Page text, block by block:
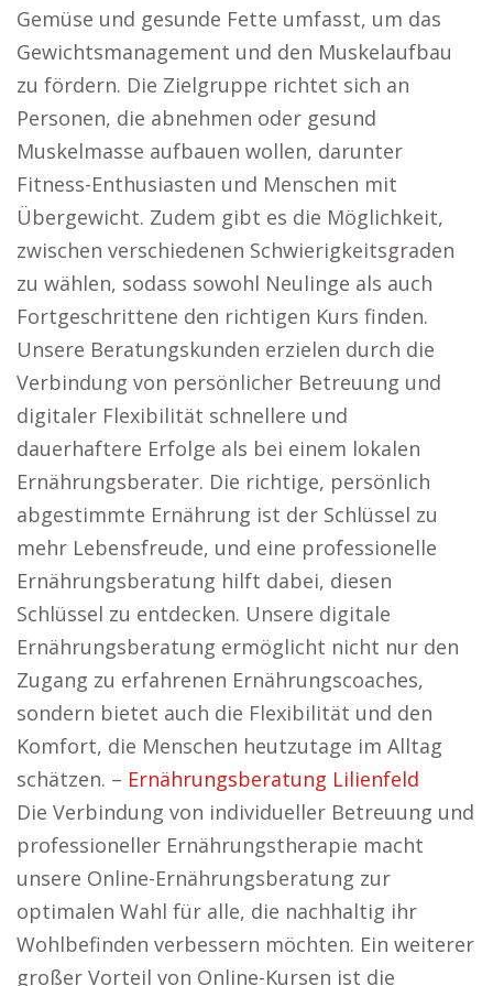
Gemüse und gesunde Fette umfasst, um das
Gewichtsmanagement und den Muskelaufbau
zu fördern. Die Zielgruppe richtet sich an
Personen, die abnehmen oder gesund
Muskelmasse aufbauen wollen, darunter
Fitness-Enthusiasten und Menschen mit
Übergewicht. Zudem gibt es die Möglichkeit,
zwischen verschiedenen Schwierigkeitsgraden
zu wählen, sodass sowohl Neulinge als auch
Fortgeschrittene den richtigen Kurs finden.
Unsere Beratungskunden erzielen durch die
Verbindung von persönlicher Betreuung und
digitaler Flexibilität schnellere und
dauerhaftere Erfolge als bei einem lokalen
Ernährungsberater. Die richtige, persönlich
abgestimmte Ernährung ist der Schlüssel zu
mehr Lebensfreude, und eine professionelle
Ernährungsberatung hilft dabei, diesen
Schlüssel zu entdecken. Unsere digitale
Ernährungsberatung ermöglicht nicht nur den
Zugang zu erfahrenen Ernährungscoaches,
sondern bietet auch die Flexibilität und den
Komfort, die Menschen heutzutage im Alltag
schätzen. – Ernährungsberatung Lilienfeld
Die Verbindung von individueller Betreuung und
professioneller Ernährungstherapie macht
unsere Online-Ernährungsberatung zur
optimalen Wahl für alle, die nachhaltig ihr
Wohlbefinden verbessern möchten. Ein weiterer
großer Vorteil von Online-Kursen ist die